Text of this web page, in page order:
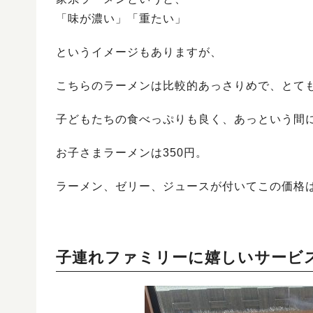
「味が濃い」「重たい」
というイメージもありますが、
こちらのラーメンは比較的あっさりめで、とて
子どもたちの食べっぷりも良く、あっという間
お子さまラーメンは350円。
ラーメン、ゼリー、ジュースが付いてこの価格
子連れファミリーに嬉しいサービ